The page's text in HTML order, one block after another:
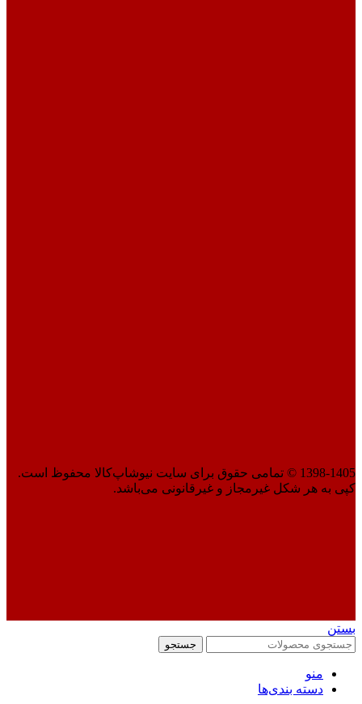
1398-1405 © تمامی حقوق برای سایت نیوشاپ‌کالا محفوظ است.
کپی به هر شکل غیرمجاز و غیرقانونی می‌باشد.
بستن
جستجو
منو
دسته بندی‌ها